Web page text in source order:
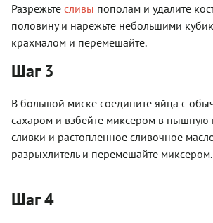
Разрежьте сливы пополам и удалите
половину и нарежьте небольшими
крахмалом и перемешайте.
Шаг 3
В большой миске соедините яйца с
сахаром и взбейте миксером в пышную
сливки и растопленное сливочное
разрыхлитель и перемешайте миксером.
Шаг 4